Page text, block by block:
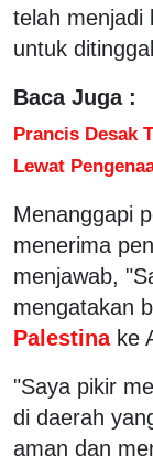
telah menjadi
untuk
Baca Juga :
Prancis Desak
Lewat
Menanggapi
menerima
menjawab,
mengatakan
Palestina ke
"Saya pikir
di daerah
aman dan